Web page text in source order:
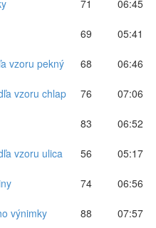
71
06:45
69
05:41
vzoru pekný 68
06:46
vzoru chlap 76
07:06
83
06:52
vzoru ulica 56
05:17
74
06:56
výnimky 88
07:57